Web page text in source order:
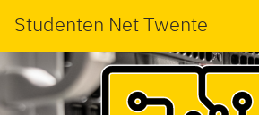
Studenten Net Twente